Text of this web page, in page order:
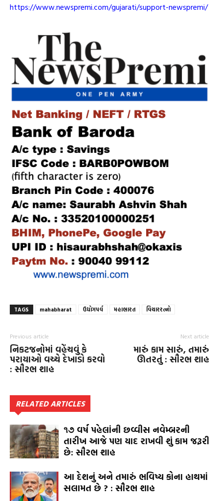
https://www.newspremi.com/gujarati/support-newspremi/
TAGS mahabharat ઉદ્યોગપર્વ મહાભારત વિચારરત્નો
Previous article
નિકટજનોમાં વહેંચવું કે
પરાયાઓ વચ્ચે દેખાડો કરવો
: સૌરભ શાહ
Next article
મારું કામ સારું, તમારું
ઊતરતું : સૌરભ શાહ
RELATED ARTICLES
૧૭ વર્ષ પહેલાંની છવ્વીસ નવેમ્બરની
તારીખ આજે પણ યાદ રાખવી શું કામ જરૂરી
છે: સૌરભ શાહ
આ દેશનું અને તમારું ભવિષ્ય કોના હાથમાં
સલામત છે ? : સૌરભ શાહ